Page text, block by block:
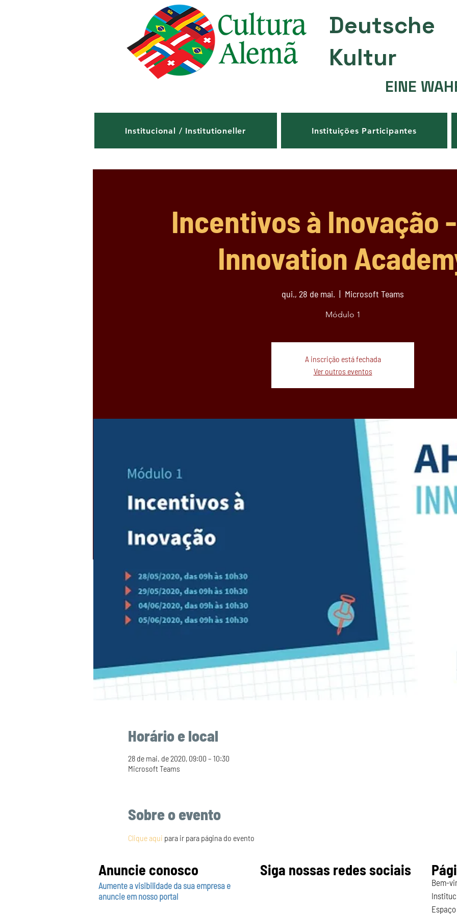
Deutsche
Kultur
EINE
Institucional / Institutioneller Instituições Participantes
Incentivos à Inovação
Innovation
qui., 28 de mai.
  |
Microsoft Teams
Módulo 1
A inscrição está fechada
Ver outros eventos
Horário e local
28 de mai. de 2020, 09:00 – 10:30
Microsoft Teams
Sobre o evento
Clique aqui para ir para página do evento
Anuncie conosco Siga nossas redes sociais
Aumente a visibilidade da sua empresa e
anuncie em nosso portal
Bem-